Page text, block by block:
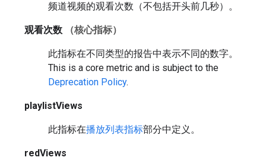
频道视频的观看次数（不包括开头前几秒）。
观看次数 （核心指标）
此指标在不同类型的报告中表示不同的数字。
This is a core metric and is subject to the
Deprecation Policy.
playlistViews
此指标在播放列表指标部分中定义。
redViews